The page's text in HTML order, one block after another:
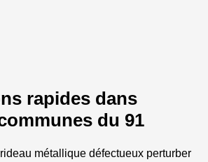
rapides dans
du 91
métallique défectueux perturber